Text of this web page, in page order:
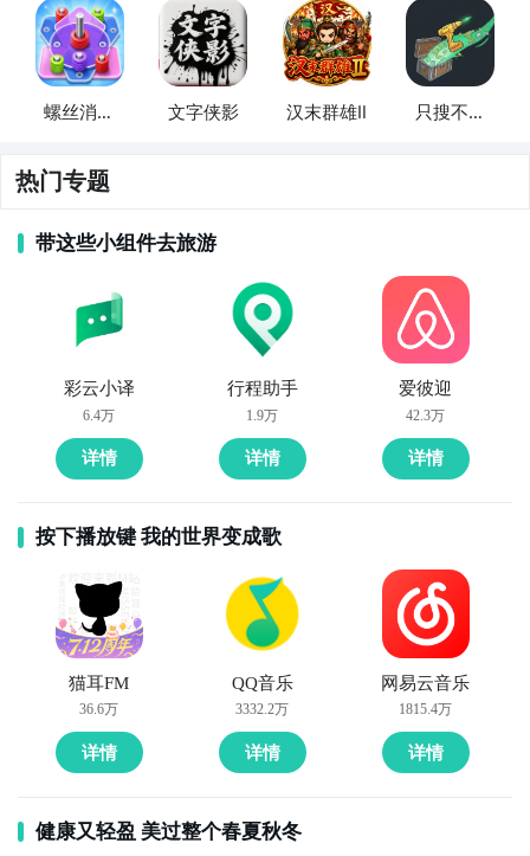
螺丝消消
文字侠影 汉末群雄Ⅱ
只搜不打
热门专题
带这些小组件去旅游
彩云小译
6.4万
详情
行程助手
1.9万
详情
爱彼迎
42.3万
详情
按下播放键 我的世界变成歌
猫耳FM
36.6万
详情
QQ音乐
3332.2万
详情
网易云音乐
1815.4万
详情
健康又轻盈 美过整个春夏秋冬